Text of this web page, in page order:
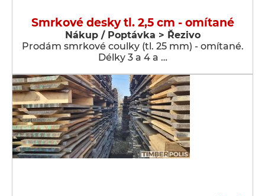
Smrkové desky tl. 2,5 cm - omítané
Nákup / Poptávka > Řezivo
Prodám smrkové coulky (tl. 25 mm) - omítané.
Délky 3 a 4 a …